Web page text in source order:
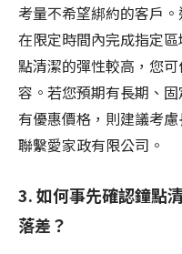
考量不希望綁約的客戶
在限定時間內完成指定
點清潔的彈性較高，您
容。若您預期有長期、
有優惠價格，則建議考
聯繫愛家政有限公司。
3. 如何事先確認鐘點
落差？